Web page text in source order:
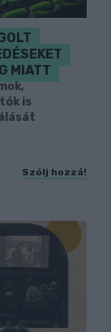
MIATT
is
Szólj hozzá!